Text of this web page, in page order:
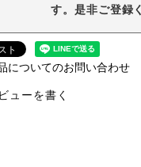
す。是非ご登録
についてのお問い合わせ
ューを書く